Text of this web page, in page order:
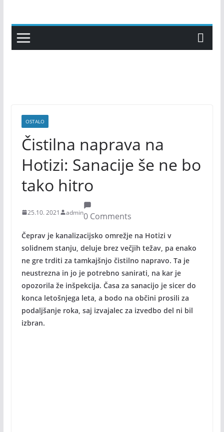
content
OSTALO
Čistilna naprava na
Hotizi: Sanacije še ne bo
tako hitro
25.10. 2021 admin0 Comments
Čeprav je kanalizacijsko omrežje na Hotizi v
solidnem stanju, deluje brez večjih težav, pa enako
ne gre trditi za tamkajšnjo čistilno napravo. Ta je
neustrezna in jo je potrebno sanirati, na kar je
opozorila že inšpekcija. Časa za sanacijo je sicer do
konca letošnjega leta, a bodo na občini prosili za
podaljšanje roka, saj izvajalec za izvedbo del ni bil
izbran.